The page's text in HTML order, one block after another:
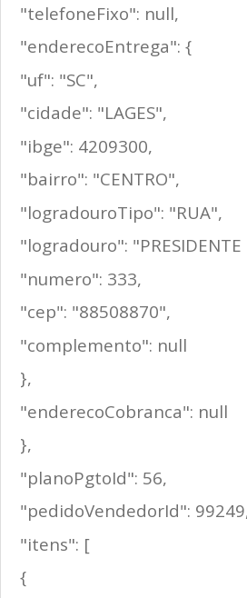
"telefoneFixo": null,
"enderecoEntrega": {
"uf": "SC",
"cidade": "LAGES",
"ibge": 4209300,
"bairro": "CENTRO",
"logradouroTipo": "RUA",
"logradouro": "PRESIDENTE
"numero": 333,
"cep": "88508870",
"complemento": null
},
"enderecoCobranca": null
},
"planoPgtoId": 56,
"pedidoVendedorId":
"itens": [
{